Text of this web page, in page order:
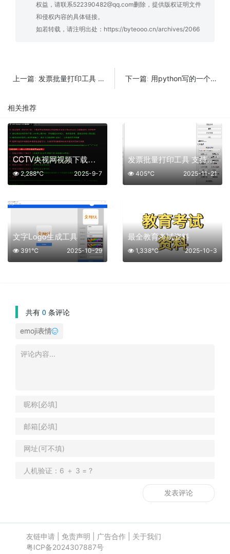
权益，请联系522390482@qq.com删除，提供版权证明文件
和侵权内容的具体链接。
如若转载，请注明出处： https://byteooo.cn/archives/2066
上一篇: 发票批量打印工具 支持OFD格式打印 下一篇: 用python写的一个Base64转换图片工具
相关推荐
CCTV央视网视频下载工具
2025-9-7
2,288℃
发票批量打印工具 支持OFD格式打印
2025-11-21
405℃
文字Logo生成工具
2025-10-29
391℃
最全教育考试资料
2025-10-3
1,338℃
共有 0 条评论
emoji表情
友链申请| 免责声明 广告合作| 关于我们
粤ICP备2024307887号